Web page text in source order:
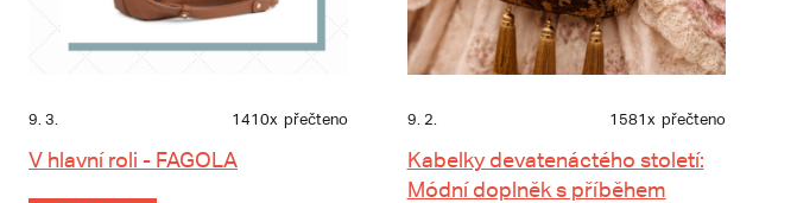
9. 3. 1410x přečteno
V hlavní roli - FAGOLA
9. 2. 1581x přečteno
Kabelky devatenáctého století:
Módní doplněk s příběhem